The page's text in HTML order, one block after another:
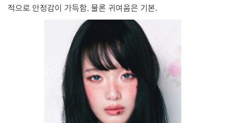
적으로 안정감이 가득함. 물론 귀여움은 기본.